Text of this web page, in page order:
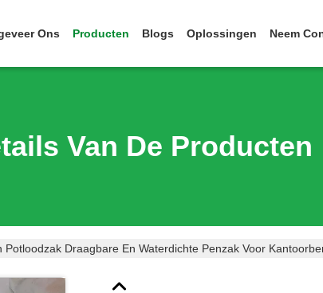
Ons Producten Blogs Oplossingen Neem
Van De Producten
Potloodzak Draagbare En Waterdichte Penzak Voor